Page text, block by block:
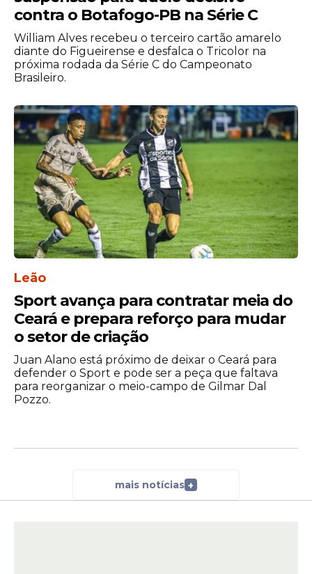
contra o Botafogo-PB na Série C
William Alves recebeu o terceiro cartão amarelo
diante do Figueirense e desfalca o Tricolor na
próxima rodada da Série C do Campeonato
Brasileiro.
Leão
Sport avança para contratar meia do
Ceará e prepara reforço para mudar
o setor de criação
Juan Alano está próximo de deixar o Ceará para
defender o Sport e pode ser a peça que faltava
para reorganizar o meio-campo de Gilmar Dal
Pozzo.
mais notícias +